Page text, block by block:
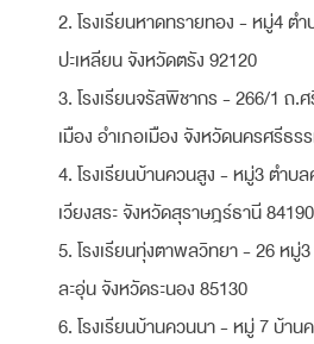
2. โรงเรียนหาดทรายทอง - หมู่4 ตำ
ปะเหลียน จังหวัดตรัง 92120
3. โรงเรียนจรัสพิชากร - 266/1 ถ.
เมือง อำเภอเมือง จังหวัดนครศรีธร
4. โรงเรียนบ้านควนสูง - หมู่3 ตำบ
เวียงสระ จังหวัดสุราษฎร์ธานี 84190
5. โรงเรียนทุ่งตาพลวิทยา - 26 หมู่
ละอุ่น จังหวัดระนอง 85130
6. โรงเรียนบ้านควนนา - หมู่ 7 บ้าน